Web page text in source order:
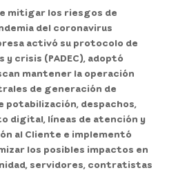
mitigar los riesgos de
del coronavirus
activó su protocolo de
crisis (PADEC), adoptó
mantener la operación
de generación de
potabilización, despachos,
digital, líneas de atención y
al Cliente e implementó
los posibles impactos en
servidores, contratistas